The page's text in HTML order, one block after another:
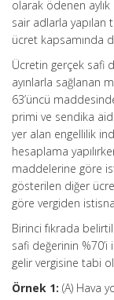
olarak ödenen aylık
sair adlarla
ücret kapsamında
Ücretin gerçek safi
ayınlarla sağlanan
63’üncü
primi ve sendika
yer alan engellilik
hesaplama
maddelerine göre
gösterilen diğer
göre vergiden
Birinci fıkrada
safi değerinin %70’i
gelir vergisine tabi
Örnek 1: (A) Hava